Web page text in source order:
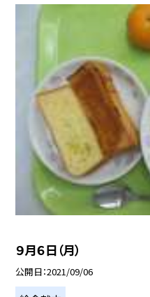
９月６日（月）
公開日 2021/09/06